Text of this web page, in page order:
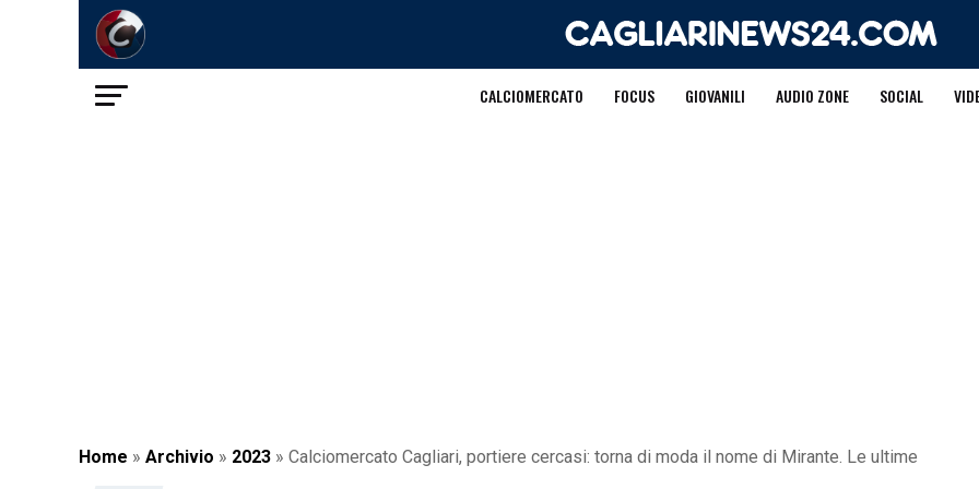
CALCIOMERCATO FOCUS GIOVANILI AUDIO ZONE SOCIAL
Home » Archivio » 2023 » Calciomercato Cagliari, portiere cercasi: torna di moda il nome di Mirante. Le ultime